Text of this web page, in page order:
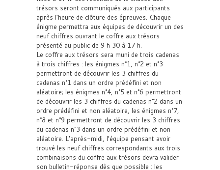
trésors seront communiqués aux participants
après l’heure de clôture des épreuves. Chaque
énigme permettra aux équipes de découvrir un des
neuf chiffres ouvrant le coffre aux trésors
présenté au public de 9 h 30 à 17 h.
Le coffre aux trésors sera muni de trois cadenas
à trois chiffres : les énigmes n°1, n°2 et n°3
permettront de découvrir les 3 chiffres du
cadenas n°1 dans un ordre prédéfini et non
aléatoire; les énigmes n°4, n°5 et n°6 permettront
de découvrir les 3 chiffres du cadenas n°2 dans un
ordre prédéfini et non aléatoire, les énigmes n°7,
n°8 et n°9 permettront de découvrir les 3 chiffres
du cadenas n°3 dans un ordre prédéfini et non
aléatoire. L’après-midi, l’équipe pensant avoir
trouvé les neuf chiffres correspondants aux trois
combinaisons du coffre aux trésors devra valider
son bulletin-réponse dès que possible : les